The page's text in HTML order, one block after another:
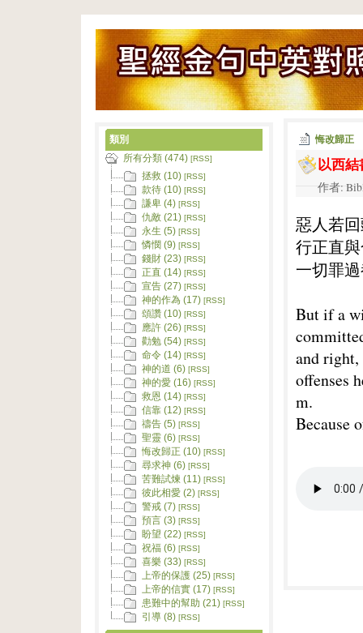
悔改歸正
以西
作者:
惡人若
行正直
一切罪
But if a
and
offenses
m.
Because
類別
所有分類 (474) [RSS]
拯救 (10) [RSS]
款待 (10) [RSS]
謙卑 (4) [RSS]
仇敵 (21) [RSS]
永生 (5) [RSS]
憐憫 (9) [RSS]
錢財 (23) [RSS]
正直 (14) [RSS]
宣告 (27) [RSS]
神的作為 (17) [RSS]
頌讚 (10) [RSS]
應許 (26) [RSS]
勸勉 (54) [RSS]
命令 (14) [RSS]
神的道 (6) [RSS]
神的愛 (16) [RSS]
救恩 (14) [RSS]
信靠 (12) [RSS]
禱告 (5) [RSS]
聖靈 (6) [RSS]
悔改歸正 (10) [RSS]
尋求神 (6) [RSS]
苦難試煉 (11) [RSS]
彼此相愛 (2) [RSS]
警戒 (7) [RSS]
預言 (3) [RSS]
盼望 (22) [RSS]
祝福 (6) [RSS]
喜樂 (33) [RSS]
上帝的保護 (25) [RSS]
上帝的信實 (17) [RSS]
患難中的幫助 (21) [RSS]
引導 (8) [RSS]